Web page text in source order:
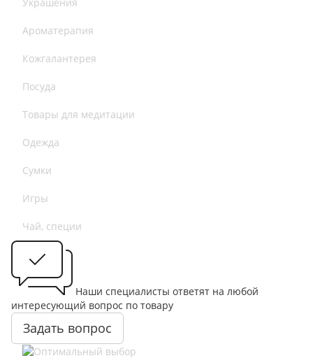
Ароматерапия
Кожгалантерея
Посуда
Товары для медитации
Одежда
Сумки
Игры
Чай, специи
Наши специалисты ответят на любой
интересующий вопрос по товару
Задать вопрос